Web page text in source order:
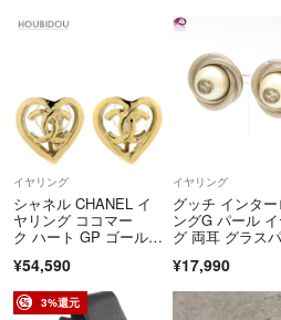
イヤリング
シャネル CHANEL イ
ヤリング ココマー
ク ハート GP ゴール
ク B22P 【箱】【中
古】
¥54,590
イヤリング
グッチ インタ
ングG パール
グ 両耳 グラス
式 シルバートー
ル 70.81g
¥17,990
3%還元